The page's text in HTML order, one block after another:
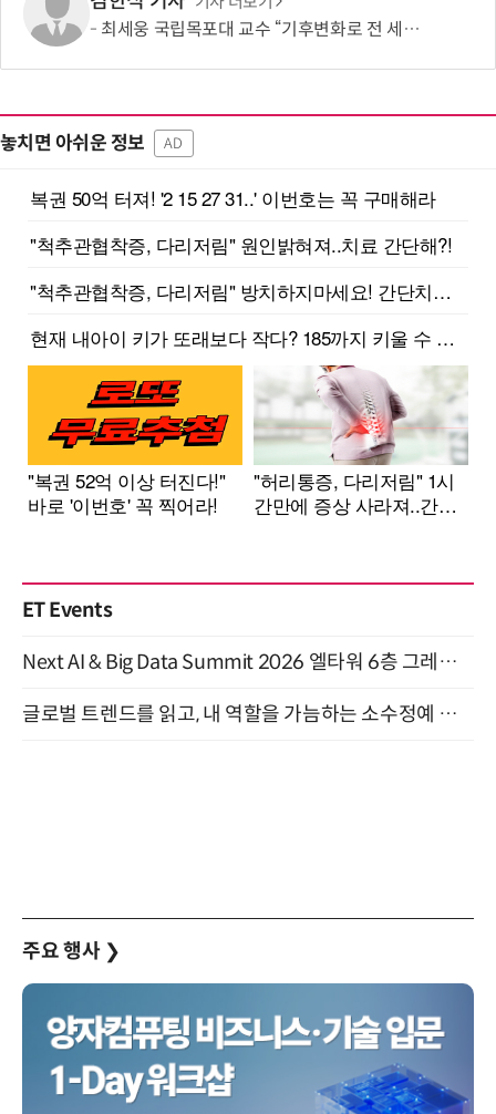
최세웅 국립목포대 교수 “기후변화로 전 세계 나비 서식지 빠르게 재편” 국제 공동연구
놓치면 아쉬운 정보 AD
ET Events
Next AI & Big Data Summit 2026 엘타워 6층 그레이스홀 개최 (9/18)
글로벌 트렌드를 읽고, 내 역할을 가늠하는 소수정예 실습 워크숍 (8/28)
주요 행사 ❯